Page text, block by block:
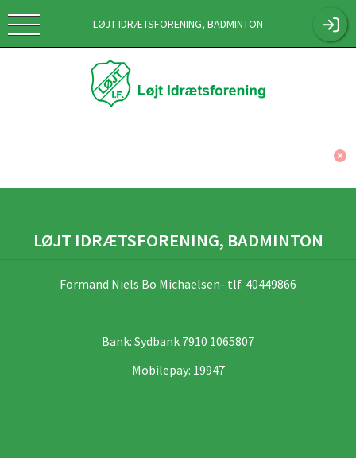
LØJT IDRÆTSFORENING, BADMINTON
LØJT IDRÆTSFORENING, BADMINTON
Formand Niels Bo Michaelsen- tlf. 40449866
Bank: Sydbank 7910 1065807
Mobilepay: 19947